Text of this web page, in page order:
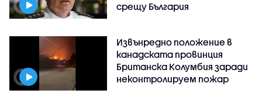
срещу България
Извънредно положение в
канадската провинция
Британска Колумбия заради
неконтролируем пожар